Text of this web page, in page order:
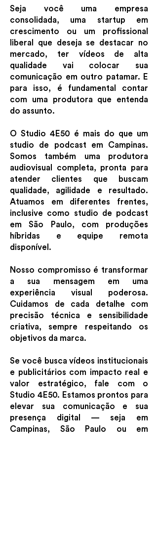
Seja você uma empresa
consolidada, uma startup em
crescimento ou um profissional
liberal que deseja se destacar no
mercado, ter vídeos de alta
qualidade vai colocar sua
comunicação em outro patamar. E
para isso, é fundamental contar
com uma produtora que entenda
do assunto.
O Studio 4E50 é mais do que um
studio de podcast em Campinas.
Somos também uma produtora
audiovisual completa, pronta para
atender clientes que buscam
qualidade, agilidade e resultado.
Atuamos em diferentes frentes,
inclusive como studio de podcast
em São Paulo, com produções
híbridas e equipe remota
disponível.
Nosso compromisso é transformar
a sua mensagem em uma
experiência visual poderosa.
Cuidamos de cada detalhe com
precisão técnica e sensibilidade
criativa, sempre respeitando os
objetivos da marca.
Se você busca vídeos institucionais
e publicitários com impacto real e
valor estratégico, fale com o
Studio 4E50. Estamos prontos para
elevar sua comunicação e sua
presença digital — seja em
Campinas, São Paulo ou em